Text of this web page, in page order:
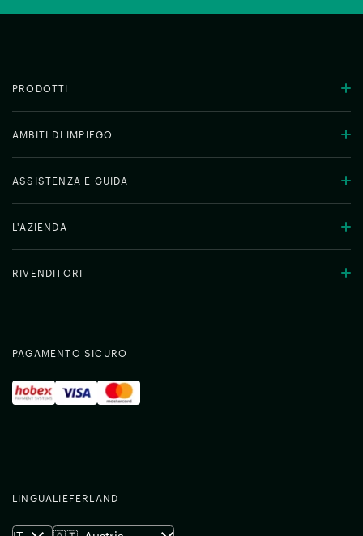
PRODOTTI
AMBITI DI IMPIEGO
ASSISTENZA E GUIDA
L'AZIENDA
RIVENDITORI
PAGAMENTO SICURO
LINGUALIEFERLAND